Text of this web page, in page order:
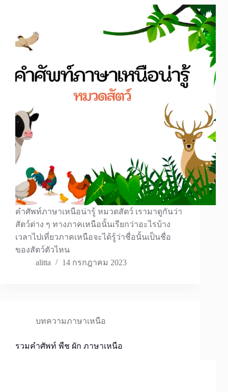
คำศัพท์ภาษาเหนือน่ารู้ หมวดสัตว์ เรามาดูกันว่า
สัตว์ต่าง ๆ ทางภาคเหนือนั้นเรียกว่าอะไรบ้าง
เวลาไปเที่ยวภาคเหนือจะได้รู้ว่าชื่อนั้นเป็นชื่อ
ของสัตว์ตัวไหน
alitta
14 กรกฎาคม 2023
บทความภาษาเหนือ
รวมคำศัพท์ พืช ผัก ภาษาเหนือ